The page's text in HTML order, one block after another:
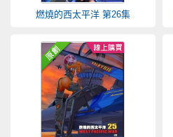
燃燒的西太平洋 第26集